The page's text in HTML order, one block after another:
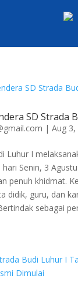
SD Strada
| Aug 3,
Luhur I
Senin, 3
penuh khidmat.
didik, guru, dan
sebagai